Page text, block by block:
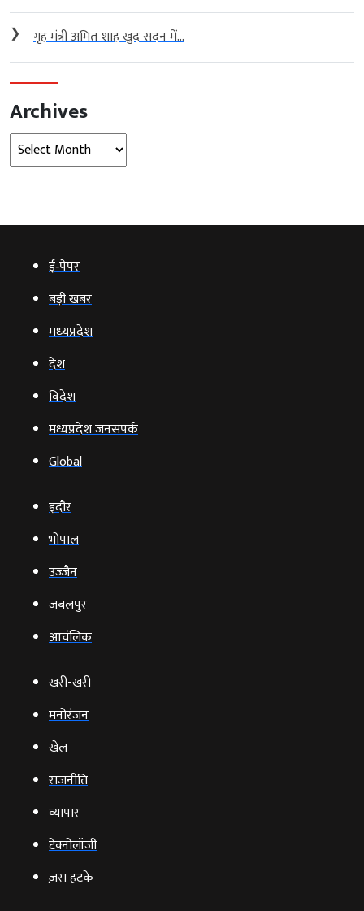
❯ गृह मंत्री अमित शाह खुद सदन में...
Archives
Archives
ई‑पेपर
बड़ी खबर
मध्‍यप्रदेश
देश
विदेश
मध्यप्रदेश जनसंपर्क
Global
इंदौर
भोपाल
उज्‍जैन
जबलपुर
आचंलिक
खरी-खरी
मनोरंजन
खेल
राजनीति
व्‍यापार
टेक्‍नोलॉजी
ज़रा हटके